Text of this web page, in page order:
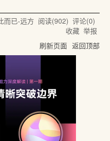
而已-远方 阅读(902) 评论(0)
收藏 举报
刷新页面 返回顶部